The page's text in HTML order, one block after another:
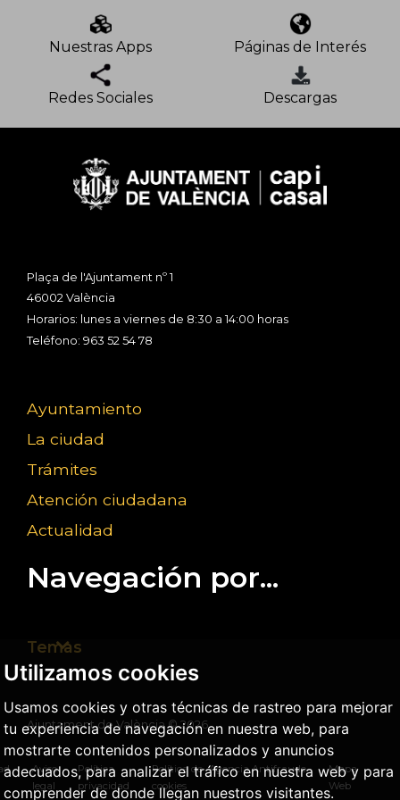
Utilizamos cookies
Usamos cookies y otras técnicas de rastreo para mejorar
tu experiencia de navegación en nuestra web, para
mostrarte contenidos personalizados y anuncios
adecuados, para analizar el tráfico en nuestra web y para
comprender de donde llegan nuestros visitantes.
Nuestras Apps Páginas de Interés
Redes Sociales Descargas
Plaça de l'Ajuntament nº 1
46002 València
Horarios: lunes a viernes de 8:30 a 14:00 horas
Teléfono: 963 52 54 78
Ayuntamiento
La ciudad
Trámites
Atención ciudadana
Actualidad
Navegación por...
Temas
Ajuntament de València ©2026
Aviso
legal
Política
privacidad
Política de
cookies
Agencia Antifraude
Mapa
Web